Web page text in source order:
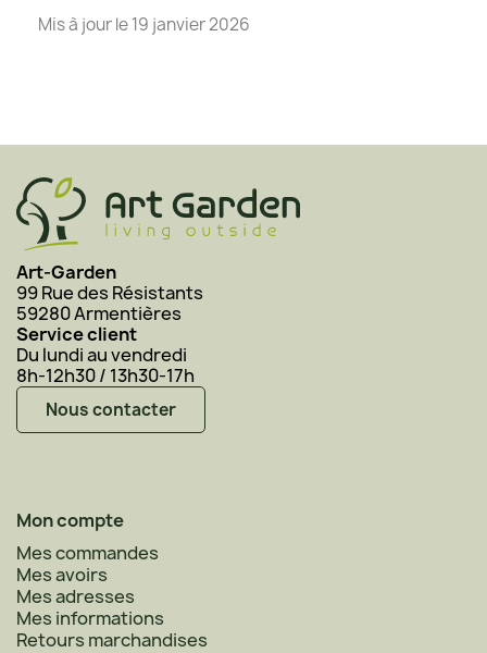
Mis à jour le 19 janvier 2026
Art-Garden
99 Rue des Résistants
59280 Armentières
Service client
Du lundi au vendredi
8h-12h30 / 13h30-17h
Nous contacter
Mon compte
Mes commandes
Mes avoirs
Mes adresses
Mes informations
Retours marchandises